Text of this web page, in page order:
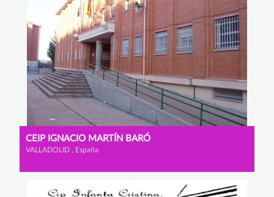
CEIP IGNACIO MARTÍN BARÓ
VALLADOLID , España